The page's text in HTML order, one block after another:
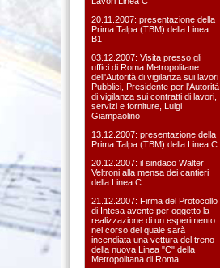
20.11.2007: presentazione della
Prima Talpa (TBM) della Linea
B1
03.12.2007: Visita presso gli
uffici di Roma Metropolitane
dell'Autorità di vigilanza sui lavori
Pubblici, Presidente per l'Autorità
di vigilanza sui contratti di lavori,
servizi e forniture, Luigi
Giampaolino
13.12.2007: presentazione della
Prima Talpa (TBM) della Linea C
20.12.2007: il sindaco Walter
Veltroni alla mensa dei cantieri
della Linea C
21.12.2007: Firma del Protocollo
di Intesa avente per oggetto la
realizzazione di un esperimento
nel corso del quale sarà
incendiata una vettura del treno
della nuova Linea "C" della
Metropolitana di Roma